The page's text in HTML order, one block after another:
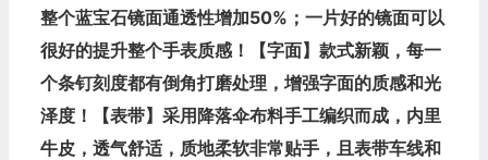
整个蓝宝石镜面通透性增加50%；一片好的镜面可以
很好的提升整个手表质感！【字面】款式新颖，每一
个条钉刻度都有倒角打磨处理，增强字面的质感和光
泽度！【表带】采用降落伞布料手工编织而成，内里
牛皮，透气舒适，质地柔软非常贴手，且表带车线和